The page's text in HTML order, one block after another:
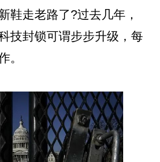
鞋走老路了?过去几年，
技封锁可谓步步升级，每
。